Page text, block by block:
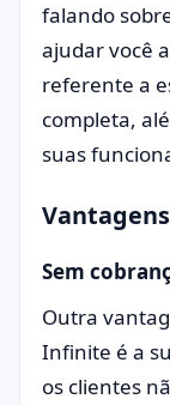
falando
ajudar você
referente a
completa,
suas
Sem
Outra
Infinite é a
os clientes